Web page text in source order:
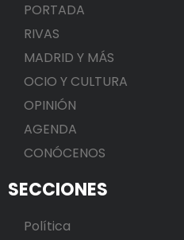
PORTADA
RIVAS
MADRID Y MÁS
OCIO Y CULTURA
OPINIÓN
AGENDA
CONÓCENOS
SECCIONES
Política